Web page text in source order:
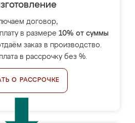
договор,
в размере 10% от суммы
заказ в производство.
в рассрочку без %.
О РАССРОЧКЕ